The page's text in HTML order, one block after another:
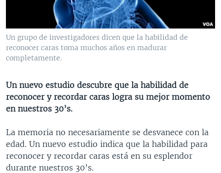
VENEZUELA
NICARAGUA
ENTRETENIMIENTO Y CULTURA
TECNOLOGÍA
DEPORTES
FOTOGRAFÍA
AUDIOS
PROGRAMAS TV
EL MUNDO AL DÍA
FORO INTERAMERICANO
LAS CLAVES
RADIO
AVANCE INFORMATIVO
BUENOS DÍAS AMÉRICA
ESTADOS UNIDOS AL DÍA
EL MUNDO AL DÍA [RADIO]
DEPORTIVO INTERNACIONAL
DIRECT
Learning English
SÍGANOS
Un grupo de investigadores dicen que la habilidad de
reconocer caras toma muchos años en madurar
completamente.
Un nuevo estudio descubre que la habilidad de
reconocer y recordar caras logra su mejor momento
en nuestros 30’s.
La memoria no necesariamente se desvanece con la
edad. Un nuevo estudio indica que la habilidad para
reconocer y recordar caras está en su esplendor
durante nuestros 30’s.